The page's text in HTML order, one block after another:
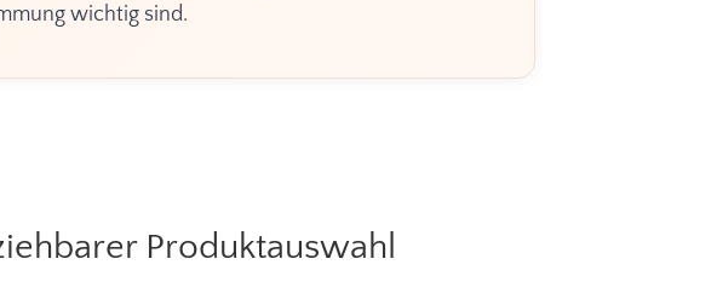
wichtig sind.
Produktauswahl